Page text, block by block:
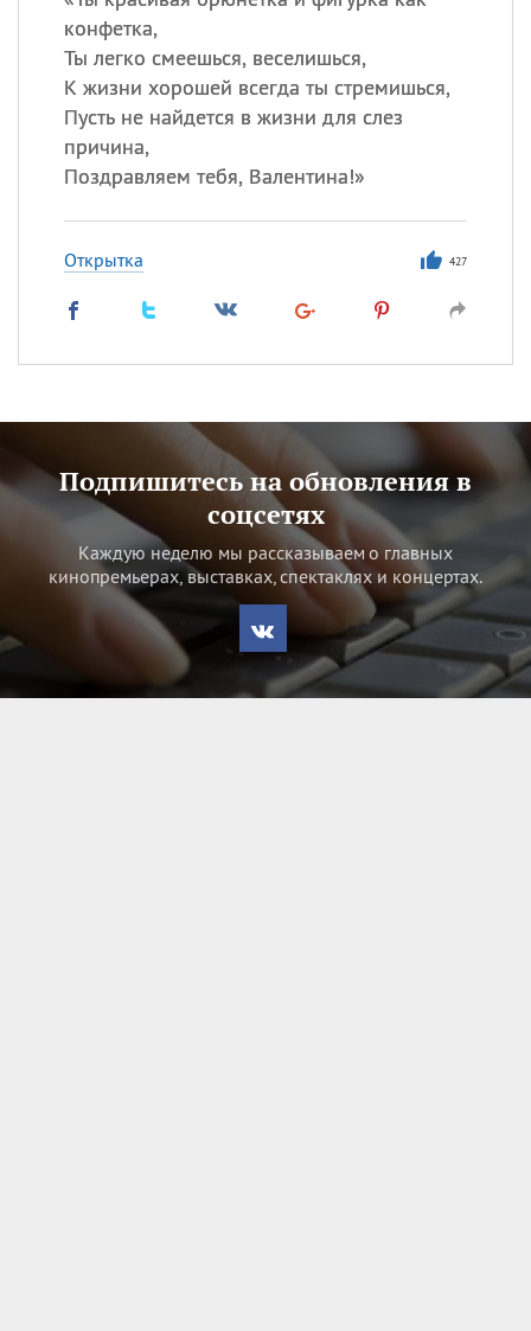
конфетка,
Ты легко смеешься, веселишься,
К жизни хорошей всегда ты стремишься,
Пусть не найдется в жизни для слез
причина,
Поздравляем тебя, Валентина!»
Открытка 427
Подпишитесь на обновления в
соцсетях
Каждую неделю мы рассказываем о главных
кинопремьерах, выставках, спектаклях и концертах.